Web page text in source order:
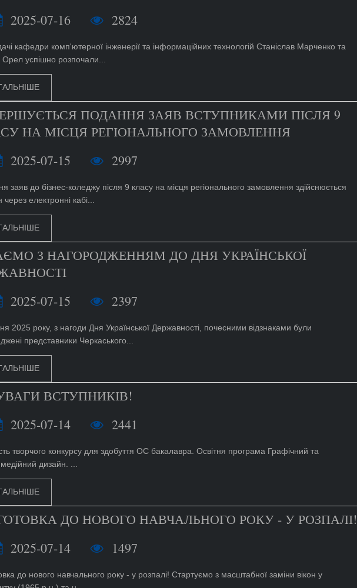
2025-07-16
2824
кафедри комп'ютерної інженерії та інформаційних технологій Станіслав Марченко та
Орел успішно розпочали...
ПОДАННЯ ЗАЯВ ВСТУПНИКАМИ ПІСЛЯ 9
НА МІСЦЯ РЕГІОНАЛЬНОГО ЗАМОВЛЕННЯ
2025-07-15
2997
заяв до бізнес-коледжу після 9 класу на місця регіонального замовлення здійснюється
електронні кабі...
З НАГОРОДЖЕННЯМ ДО ДНЯ УКРАЇНСЬКОЇ
2025-07-15
2397
2025 року, з нагоди Дня Української Державності, почесними відзнаками були
представники Черкаського...
ВСТУПНИКІВ!
2025-07-14
2441
творчого конкурсу для здобуття ОС бакалавра. Освітня програма Графічний та
дизайн. ...
ДО НОВОГО НАВЧАЛЬНОГО РОКУ - У РОЗПАЛІ!
2025-07-14
1497
до нового навчального року - у розпалі! Стартуємо з масштабної заміни вікон у